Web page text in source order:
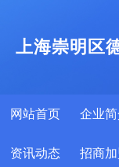
上海崇明区
网站首页 企业
资讯动态 招商加